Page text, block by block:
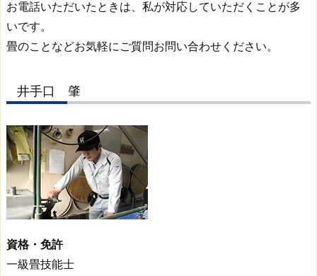
お電話いただいたときは、私が対応していただくことが多
いです。
畳のことなどお気軽にご質問お問い合わせください。
井手口 肇
資格・免許
一級畳技能士